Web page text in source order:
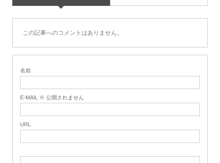
この記事へのコメントはありません。
名前
E-MAIL ※ 公開されません
URL